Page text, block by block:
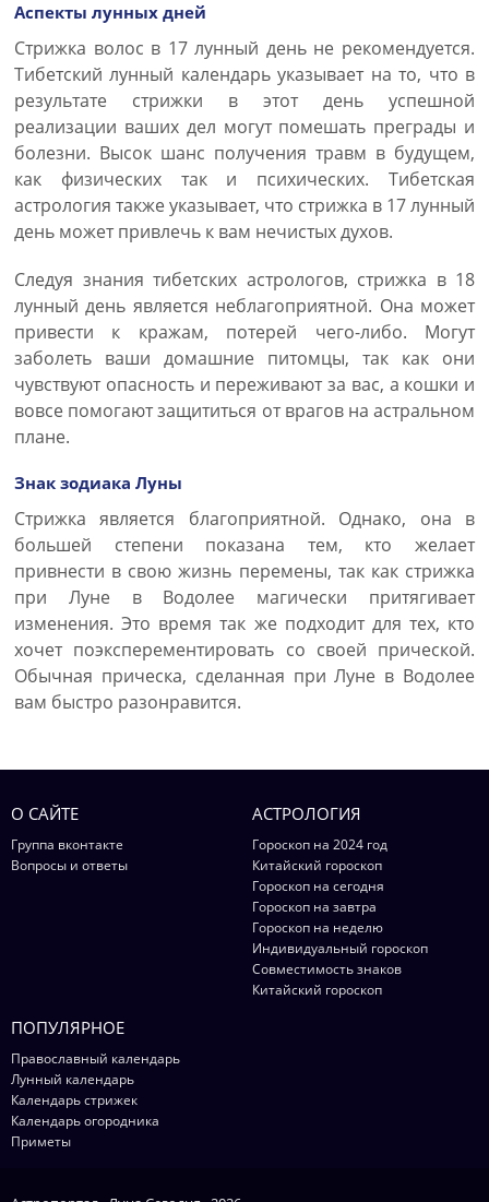
Аспекты лунных дней
Стрижка волос в 17 лунный день не рекомендуется.
Тибетский лунный календарь указывает на то, что в
результате стрижки в этот день успешной
реализации ваших дел могут помешать преграды и
болезни. Высок шанс получения травм в будущем,
как физических так и психических. Тибетская
астрология также указывает, что стрижка в 17 лунный
день может привлечь к вам нечистых духов.
Следуя знания тибетских астрологов, стрижка в 18
лунный день является неблагоприятной. Она может
привести к кражам, потерей чего-либо. Могут
заболеть ваши домашние питомцы, так как они
чувствуют опасность и переживают за вас, а кошки и
вовсе помогают защититься от врагов на астральном
плане.
Знак зодиака Луны
Стрижка является благоприятной. Однако, она в
большей степени показана тем, кто желает
привнести в свою жизнь перемены, так как стрижка
при Луне в Водолее магически притягивает
изменения. Это время так же подходит для тех, кто
хочет поэксперементировать со своей прической.
Обычная прическа, сделанная при Луне в Водолее
вам быстро разонравится.
О САЙТЕ
Группа вконтакте
Вопросы и ответы
АСТРОЛОГИЯ
Гороскоп на 2024 год
Китайский гороскоп
Гороскоп на сегодня
Гороскоп на завтра
Гороскоп на неделю
Индивидуальный гороскоп
Совместимость знаков
Китайский гороскоп
ПОПУЛЯРНОЕ
Православный календарь
Лунный календарь
Календарь стрижек
Календарь огородника
Приметы